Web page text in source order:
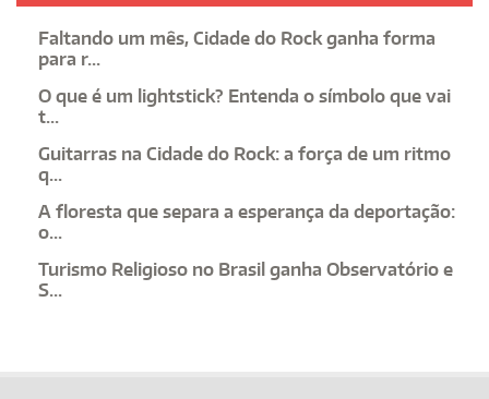
Faltando um mês, Cidade do Rock ganha forma
para r...
O que é um lightstick? Entenda o símbolo que vai
t...
Guitarras na Cidade do Rock: a força de um ritmo
q...
A floresta que separa a esperança da deportação:
o...
Turismo Religioso no Brasil ganha Observatório e
S...